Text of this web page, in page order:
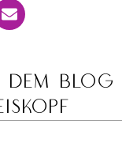
DEM BLOG